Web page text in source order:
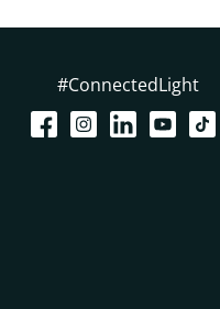
#ConnectedLight